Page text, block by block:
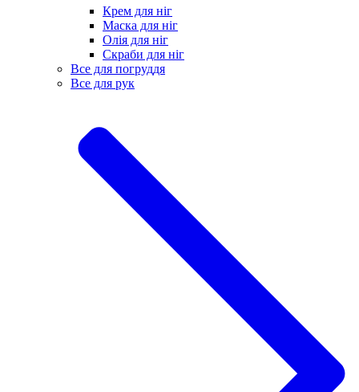
Крем для ніг
Маска для ніг
Олія для ніг
Скраби для ніг
Все для погруддя
Все для рук